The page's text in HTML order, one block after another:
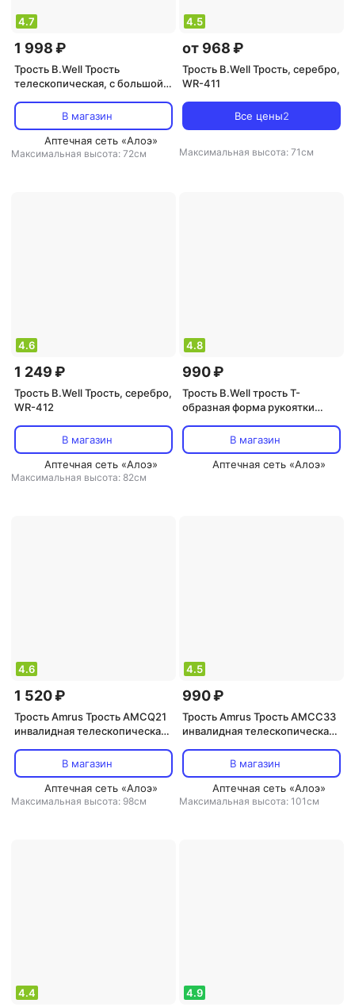
4.7
1 998 ₽
Трость B.Well Трость
телескопическая, с большой
серебряная WR-421
В магазин
Аптечная сеть «Алоэ»
Максимальная высота: 72см
4.5
от 968 ₽
Трость B.Well Трость, серебро,
WR-411
Все цены2
Максимальная высота: 71см
4.6
1 249 ₽
Трость B.Well Трость, серебро,
WR-412
В магазин
Аптечная сеть «Алоэ»
Максимальная высота: 82см
4.8
990 ₽
Трость B.Well трость Т-
образная форма рукоятки
В магазин
Аптечная сеть «Алоэ»
4.6
1 520 ₽
Трость Amrus Трость AMCQ21
инвалидная телескопическая
опорами, с мягкой рукояткой,
1 шт
В магазин
Аптечная сеть «Алоэ»
Максимальная высота: 98см
4.5
990 ₽
Трость Amrus Трость AMCC33
инвалидная телескопическая
ортопедической рукояткой, 1
шт
В магазин
Аптечная сеть «Алоэ»
Максимальная высота: 101см
4.4 4.9